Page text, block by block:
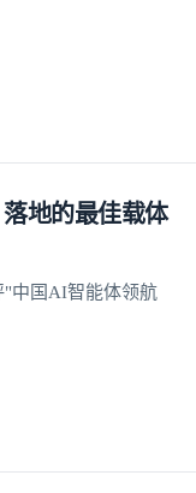
地的最佳载体
"中国AI智能体领航